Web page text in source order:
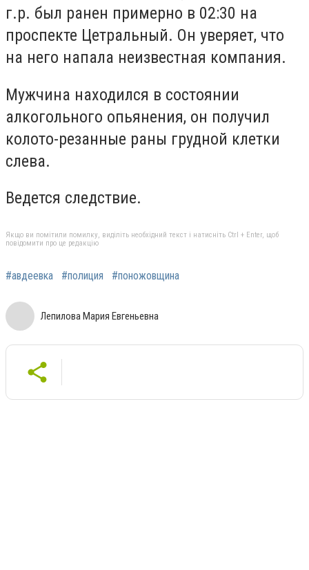
г.р. был ранен примерно в 02:30 на
проспекте Цетральный. Он уверяет, что
на него напала неизвестная компания.
Мужчина находился в состоянии
алкогольного опьянения, он получил
колото-резанные раны грудной клетки
слева.
Ведется следствие.
Якщо ви помітили помилку, виділіть необхідний текст і натисніть Ctrl + Enter, щоб
повідомити про це редакцію
#авдеевка #полиция #поножовщина
Лепилова Мария Евгеньевна